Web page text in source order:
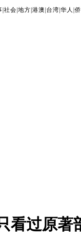
社会 地方 港澳 台湾 华人
看过原著